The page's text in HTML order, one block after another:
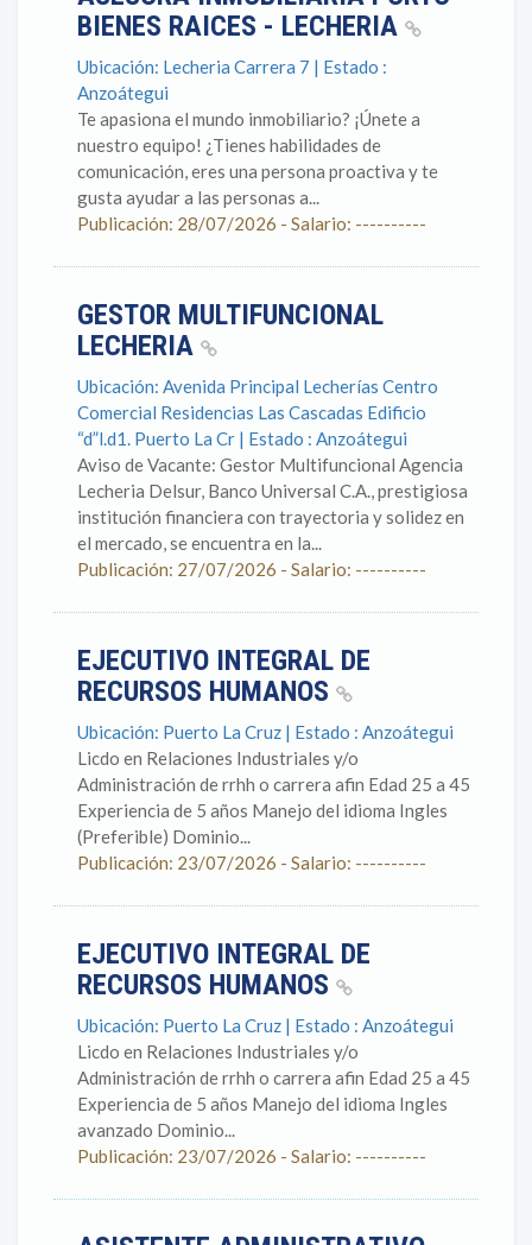
BIENES RAICES - LECHERIA
Ubicación: Lecheria Carrera 7 | Estado :
Anzoátegui
Te apasiona el mundo inmobiliario? ¡Únete a
nuestro equipo! ¿Tienes habilidades de
comunicación, eres una persona proactiva y te
gusta ayudar a las personas a...
Publicación: 28/07/2026 - Salario: ----------
GESTOR MULTIFUNCIONAL
LECHERIA
Ubicación: Avenida Principal Lecherías Centro
Comercial Residencias Las Cascadas Edificio
“d”l.d1. Puerto La Cr | Estado : Anzoátegui
Aviso de Vacante: Gestor Multifuncional Agencia
Lecheria Delsur, Banco Universal C.A., prestigiosa
institución financiera con trayectoria y solidez en
el mercado, se encuentra en la...
Publicación: 27/07/2026 - Salario: ----------
EJECUTIVO INTEGRAL DE
RECURSOS HUMANOS
Ubicación: Puerto La Cruz | Estado : Anzoátegui
Licdo en Relaciones Industriales y/o
Administración de rrhh o carrera afin Edad 25 a 45
Experiencia de 5 años Manejo del idioma Ingles
(Preferible) Dominio...
Publicación: 23/07/2026 - Salario: ----------
EJECUTIVO INTEGRAL DE
RECURSOS HUMANOS
Ubicación: Puerto La Cruz | Estado : Anzoátegui
Licdo en Relaciones Industriales y/o
Administración de rrhh o carrera afin Edad 25 a 45
Experiencia de 5 años Manejo del idioma Ingles
avanzado Dominio...
Publicación: 23/07/2026 - Salario: ----------